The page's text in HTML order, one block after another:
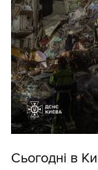
Сьогодні в